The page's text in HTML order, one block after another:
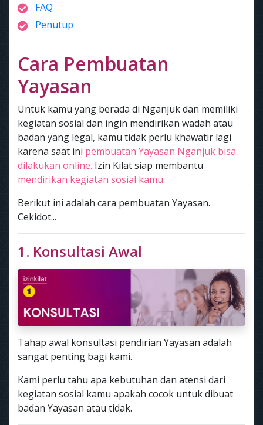
FAQ
Penutup
Cara Pembuatan
Yayasan
Untuk kamu yang berada di Nganjuk dan memiliki
kegiatan sosial dan ingin mendirikan wadah atau
badan yang legal, kamu tidak perlu khawatir lagi
karena saat ini pembuatan Yayasan Nganjuk bisa
dilakukan online. Izin Kilat siap membantu
mendirikan kegiatan sosial kamu.
Berikut ini adalah cara pembuatan Yayasan.
Cekidot...
1. Konsultasi Awal
Tahap awal konsultasi pendirian Yayasan adalah
sangat penting bagi kami.
Kami perlu tahu apa kebutuhan dan atensi dari
kegiatan sosial kamu apakah cocok untuk dibuat
badan Yayasan atau tidak.